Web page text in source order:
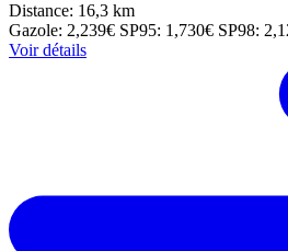
Distance: 16,3 km
Gazole: 2,239€ SP95: 1,730€ SP98:
Voir détails